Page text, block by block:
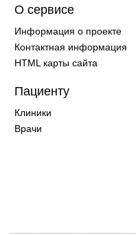
О сервисе
Информация о проекте
Контактная информация
HTML карты сайта
Пациенту
Клиники
Врачи